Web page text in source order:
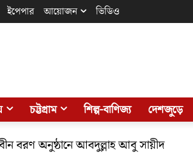
ইপেপার আয়োজন ভিডিও
চট্টগ্রাম শিল্প-বাণিজ্য দেশজুড়ে
বরণ অনুষ্ঠানে আবদুল্লাহ আবু সায়ীদ